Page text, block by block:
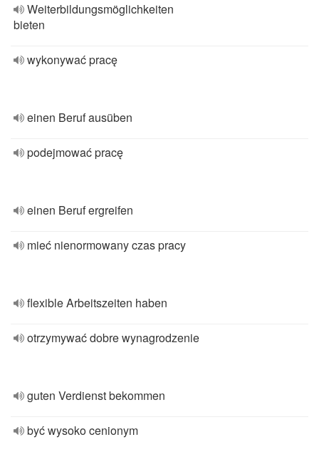
Weiterbildungsmöglichkeiten
bieten
wykonywać pracę
einen Beruf ausüben
podejmować pracę
einen Beruf ergreifen
mieć nienormowany czas pracy
flexible Arbeitszeiten haben
otrzymywać dobre wynagrodzenie
guten Verdienst bekommen
być wysoko cenionym